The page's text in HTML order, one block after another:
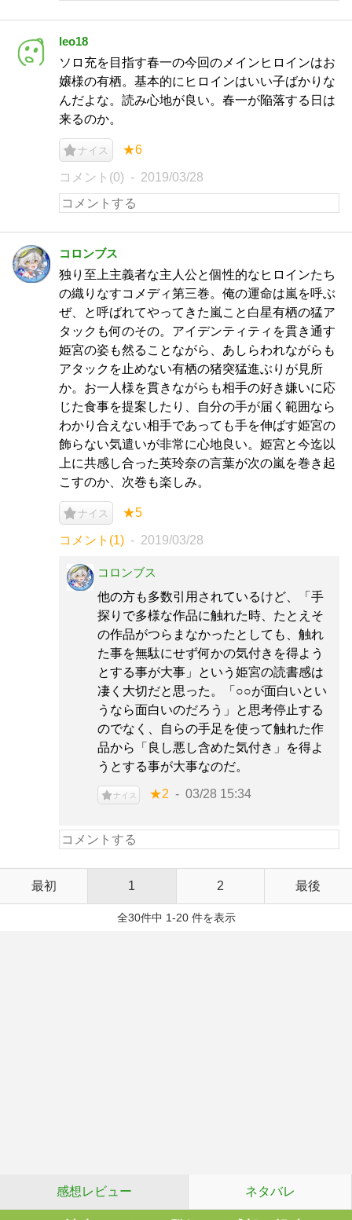
leo18
ソロ充を目指す春一の今回のメインヒロインはお
嬢様の有栖。基本的にヒロインはいい子ばかりな
んだよな。読み心地が良い。春一が陥落する日は
来るのか。
ナイス ★6
コメント(0) 2019/03/28
コロンブス
独り至上主義者な主人公と個性的なヒロインたち
の織りなすコメディ第三巻。俺の運命は嵐を呼ぶ
ぜ、と呼ばれてやってきた嵐こと白星有栖の猛ア
タックも何のその。アイデンティティを貫き通す
姫宮の姿も然ることながら、あしらわれながらも
アタックを止めない有栖の猪突猛進ぶりが見所
か。お一人様を貫きながらも相手の好き嫌いに応
じた食事を提案したり、自分の手が届く範囲なら
わかり合えない相手であっても手を伸ばす姫宮の
飾らない気遣いが非常に心地良い。姫宮と今迄以
上に共感し合った英玲奈の言葉が次の嵐を巻き起
こすのか、次巻も楽しみ。
ナイス ★5
コメント(1) 2019/03/28
コロンブス
他の方も多数引用されているけど、「手
探りで多様な作品に触れた時、たとえそ
の作品がつらまなかったとしても、触れ
た事を無駄にせず何かの気付きを得よう
とする事が大事」という姫宮の読書感は
凄く大切だと思った。「○○が面白いとい
うなら面白いのだろう」と思考停止する
のでなく、自らの手足を使って触れた作
品から「良し悪し含めた気付き」を得よ
うとする事が大事なのだ。
ナイス ★2 03/28 15:34
最初 1 2 最後
全30件中 1-20 件を表示
感想レビュー ネタバレ